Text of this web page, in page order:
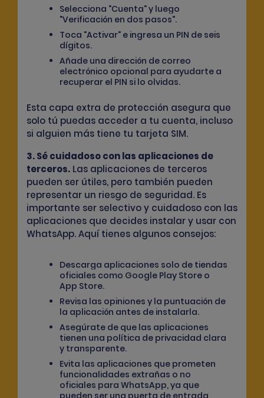
Selecciona "Cuenta" y luego
"Verificación en dos pasos".
Toca "Activar" e ingresa un PIN de seis
dígitos.
Añade una dirección de correo
electrónico opcional para ayudarte a
recuperar el PIN si lo olvidas.
Esta capa extra de protección asegura que
solo tú puedas acceder a tu cuenta, incluso
si alguien más tiene tu tarjeta SIM.
3. Sé cuidadoso con las aplicaciones de
terceros. Las aplicaciones de terceros
pueden ser útiles, pero también pueden
representar un riesgo de seguridad. Es
importante ser selectivo y cuidadoso con las
aplicaciones que decides instalar y usar con
WhatsApp. Aquí tienes algunos consejos:
Descarga aplicaciones solo de tiendas
oficiales como Google Play Store o
App Store.
Revisa las opiniones y la puntuación de
la aplicación antes de instalarla.
Asegúrate de que las aplicaciones
tienen una política de privacidad clara
y transparente.
Evita las aplicaciones que prometen
funcionalidades extrañas o no
oficiales para WhatsApp, ya que
pueden ser una puerta de entrada